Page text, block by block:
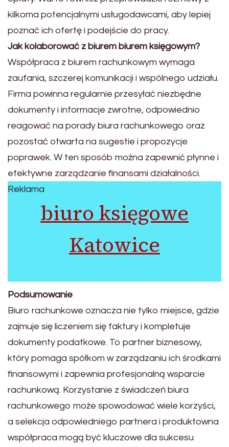
kilkoma potencjalnymi usługodawcami, aby lepiej
poznać ich ofertę i podejście do pracy.
Jak kolaborować z biurem biurem księgowym?
Współpraca z biurem rachunkowym wymaga
zaufania, szczerej komunikacji i wspólnego udziału.
Firma powinna regularnie przesyłać niezbędne
dokumenty i informacje zwrotne, odpowiednio
reagować na porady biura rachunkowego oraz
pozostać otwarta na sugestie i propozycje
poprawek. W ten sposób można zapewnić płynne i
efektywne zarządzanie finansami działalności.
Reklama
biuro księgowe
Katowice
Podsumowanie
Biuro rachunkowe oznacza nie tylko miejsce, gdzie
zajmuje się liczeniem się faktury i kompletuje
dokumenty podatkowe. To partner biznesowy,
który pomaga spółkom w zarządzaniu ich środkami
finansowymi i zapewnia profesjonalną wsparcie
rachunkową. Korzystanie z świadczeń biura
rachunkowego może spowodować wiele korzyści,
a selekcja odpowiedniego partnera i produktowna
współpraca mogą być kluczowe dla sukcesu